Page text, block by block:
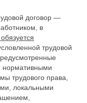
договор —
в
трудовой
нормативными
трудового права,
локальными